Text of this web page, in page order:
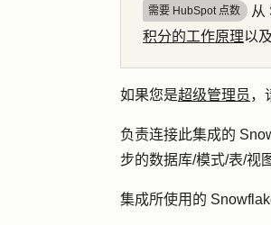
需要 HubSpot 点数 从
积分的工作原理以及
如果您是超级管理员 ，
负责连接此集成的
步的数据库/模式/表/视
集成所使用的